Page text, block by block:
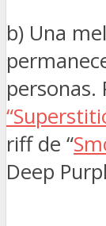
b) Una
personas.
riff de “
Deep